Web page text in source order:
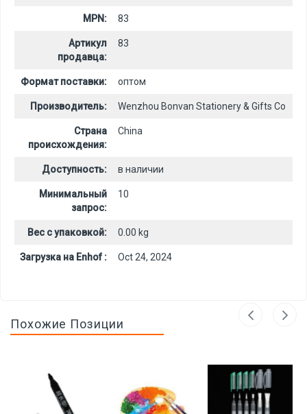
MPN: 83
Артикул
продавца:
83
Формат поставки: оптом
Производитель: Wenzhou Bonvan Stationery & Gifts Co
Страна
происхождения:
China
Доступность: в наличии
Минимальный
запрос:
10
Вес с упаковкой: 0.00 kg
Загрузка на Enhof : Oct 24, 2024
Похожие Позиции